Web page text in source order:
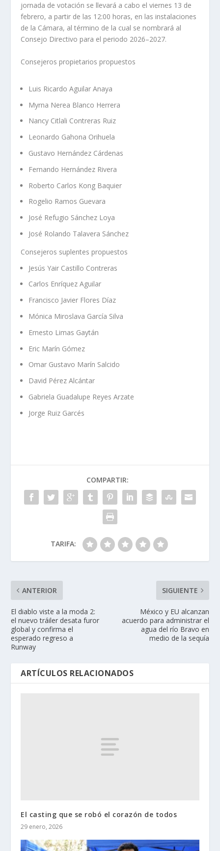
jornada de votación se llevará a cabo el viernes 13 de
febrero, a partir de las 12:00 horas, en las instalaciones
de la Cámara, al término de la cual se nombrará al
Consejo Directivo para el periodo 2026–2027.
Consejeros propietarios propuestos
Luis Ricardo Aguilar Anaya
Myrna Nerea Blanco Herrera
Nancy Citlali Contreras Ruiz
Leonardo Gahona Orihuela
Gustavo Hernández Cárdenas
Fernando Hernández Rivera
Roberto Carlos Kong Baquier
Rogelio Ramos Guevara
José Refugio Sánchez Loya
José Rolando Talavera Sánchez
Consejeros suplentes propuestos
Jesús Yair Castillo Contreras
Carlos Enríquez Aguilar
Francisco Javier Flores Díaz
Mónica Miroslava García Silva
Ernesto Limas Gaytán
Eric Marín Gómez
Omar Gustavo Marín Salcido
David Pérez Alcántar
Gabriela Guadalupe Reyes Arzate
Jorge Ruiz Garcés
COMPARTIR:
TARIFA:
ANTERIOR
El diablo viste a la moda 2:
el nuevo tráiler desata furor
global y confirma el
esperado regreso a
Runway
SIGUIENTE
México y EU alcanzan
acuerdo para administrar el
agua del río Bravo en
medio de la sequía
ARTÍCULOS RELACIONADOS
El casting que se robó el corazón de todos
29 enero, 2026